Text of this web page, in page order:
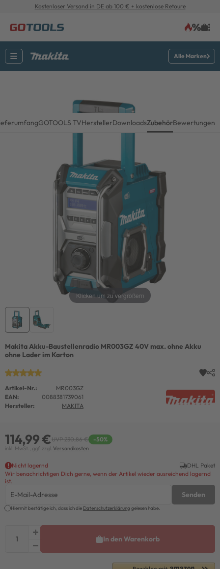
Kostenloser Versand in DE ab 100 € + kostenlose Retoure
Alle Marken
GOTOOLS TVHerstellerDownloadsZubehörBewertungen
Klicken um zu vergrößern
Makita Akku-Baustellenradio MR003GZ 40V max. ohne Akku
ohne Lader im Karton
Artikel-Nr.:
MR003GZ
EAN:
0088381739061
Hersteller:
MAKITA
114,99 €UVP 230,86 € -50%
inkl. MwSt., ggf. zzgl. Versandkosten
Nicht lagernd
DHL Paket
Wir benachrichtigen Dich gerne, wenn der Artikel wieder ausreichend lagernd
ist.
Senden
Hiermit bestätige ich, dass ich die Daten­schutz­erklärung gelesen habe.
In den Warenkorb